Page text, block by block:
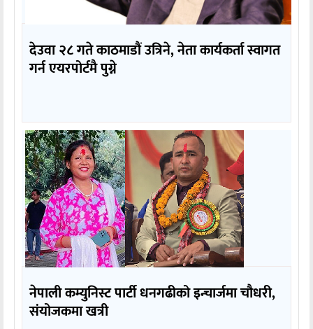
देउवा २८ गते काठमाडौं उत्रिने, नेता कार्यकर्ता स्वागत
गर्न एयरपोर्टमै पुग्ने
नेपाली कम्युनिस्ट पार्टी धनगढीको इन्चार्जमा चौधरी,
संयोजकमा खत्री